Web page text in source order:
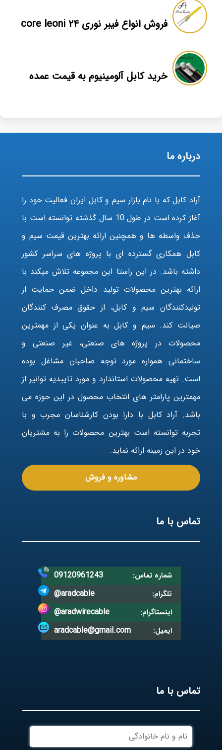
فروش انواع فیبر نوری ۲۴ core leoni
خرید کابل آلومینیوم به قیمت عمده
درباره ما
آراد کابل که با نام بازار سیم و کابل ایران فعالیت خود را
آغاز کرده است در طول 10 سال گذشته توانسته است با
حذف واسطه ها و همچنین ارائه بهترین قیمت سیم و
کابل همکاری گسترده ای با پروژه های سراسر کشور
داشته باشد. در این راستا این مجموعه تلاش میکند با
ارائه بهترین محصولات تولید داخل ضمن حمایت از
تولیدکنندگان سیم و کابل، از حقوق مصرف کنندگان
صیانت کند. سیم و کابل به عنوان یکی از مهمترین
محصولات در پروژه های صنعتی، غیر صنعتی و
ساختمانی همواره مورد توجه صاحبان مشاغل بوده
است. تهیه محصولات استاندارد و مورد تاییدیه توانیر از
مهمترین پارامتر های انتخاب محصول در این حوزه می
باشد. آراد کابل با دارا بودن کارشناسان مجرب و با
تجربه توانسته است بهترین محصولات را به مشتریان
خود در این زمینه ارائه نماید.
مشاوره و فروش
تماس با ما
شماره تماس: 09120961243
تلگرام: @aradcable
اینستاگرام: @aradwirecable
ایمیل: aradcable@gmail.com
تماس با ما